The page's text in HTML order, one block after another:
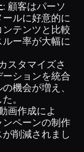
: 顧客はパーソ
ルに好意的に
テンツと比較
ー率が大幅に
スタマイズさ
ションを統合
機会が増え、
。
画作成によ
ンペーンの制作
削減されまし